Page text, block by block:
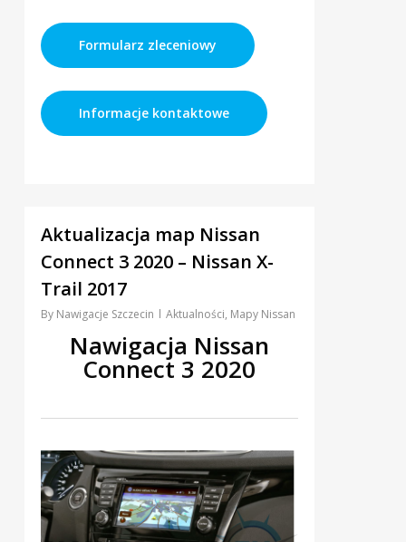
Formularz zleceniowy
Informacje kontaktowe
Aktualizacja map Nissan
Connect 3 2020 – Nissan X-
Trail 2017
By Nawigacje Szczecin Aktualności, Mapy Nissan
Nawigacja Nissan
Connect 3 2020